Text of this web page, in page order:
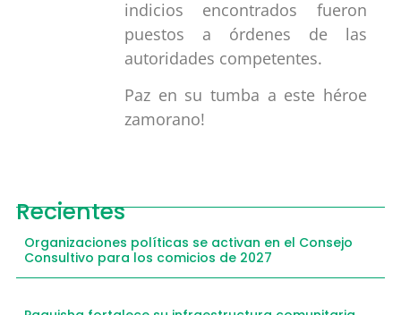
indicios encontrados fueron
puestos a órdenes de las
autoridades competentes.
Paz en su tumba a este héroe
zamorano!
Recientes
Organizaciones políticas se activan en el Consejo
Consultivo para los comicios de 2027